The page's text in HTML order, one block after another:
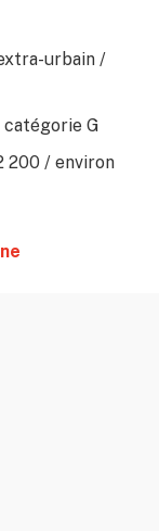
urbain /
catégorie G
200 / environ